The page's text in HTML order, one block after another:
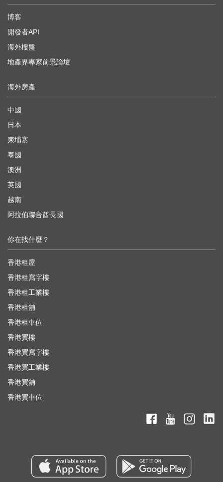
博客
開發者API
海外樓盤
地產界專家前景論壇
海外房產
中國
日本
柬埔寨
泰國
澳洲
英國
越南
阿拉伯聯合酋長國
你在找什麼？
香港租屋
香港租寫字樓
香港租工業樓
香港租舖
香港租車位
香港買樓
香港買寫字樓
香港買工業樓
香港買舖
香港買車位